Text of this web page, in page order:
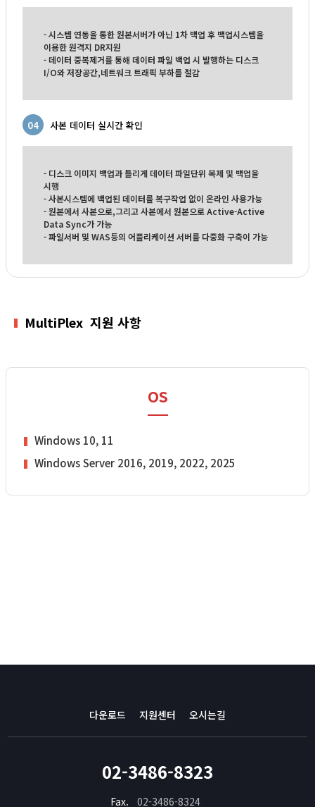
- 시스템 연동을 통한 원본서버가 아닌 1차 백업 후 백업시스템을
이용한 원격지 DR지원
- 데이터 중복제거를 통해 데이터 파일 백업 시 발행하는 디스크
I/O와 저장공간,네트워크 트래픽 부하를 절감
04 사본 데이터 실시간 확인
- 디스크 이미지 백업과 틀리게 데이터 파일단위 복제 및 백업을
시행
- 사본시스템에 백업된 데이터를 복구작업 없이 온라인 사용가능
- 원본에서 사본으로,그리고 사본에서 원본으로 Active-Active
Data Sync가 가능
- 파일서버 및 WAS등의 어플리케이션 서버를 다중화 구축이 가능
MultiPlex 지원 사항
OS
Windows 10, 11
Windows Server 2016, 2019, 2022, 2025
다운로드 지원센터 오시는길
02-3486-8323
Fax. 02-3486-8324